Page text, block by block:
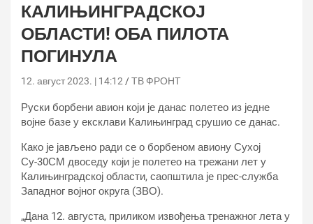
КАЛИЊИНГРАДСКОЈ
ОБЛАСТИ! ОБА ПИЛОТА
ПОГИНУЛА
12. август 2023. | 14:12 ТВ ФРОНТ
Руски борбени авион који је данас полетео из једне
војне базе у ексклави Калињинград срушио се данас.
Како је јављено ради се о борбеном авиону Сухој
Су-30СМ двоседу који је полетео на трежани лет у
Калињинградској области, саопштила је прес-служба
Западног војног округа (ЗВО).
„Дана 12. августа, приликом извођења тренажног лета у